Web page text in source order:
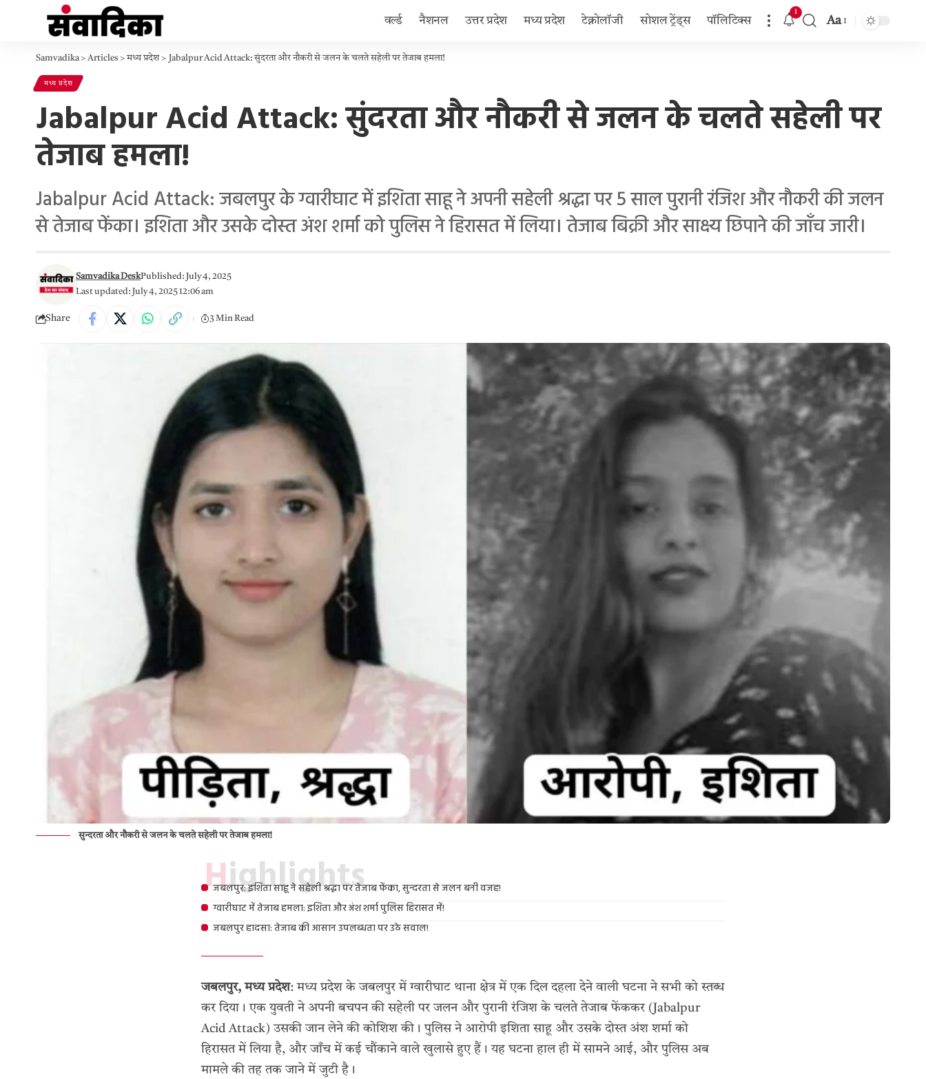
वर्ल्ड नैशनल उत्तर प्रदेश मध्य प्रदेश टेक्नोलॉजी सोशल ट्रेंड्स पॉलिटिक्स
1
Aa
Samvadika>Articles >मध्य प्रदेश> Jabalpur Acid Attack: सुंदरता और नौकरी से जलन के चलते सहेली पर तेजाब हमला!
मध्य प्रदेश
Jabalpur Acid Attack: सुंदरता और नौकरी से जलन के चलते सहेली पर
तेजाब हमला!
Jabalpur Acid Attack: जबलपुर के ग्वारीघाट में इशिता साहू ने अपनी सहेली श्रद्धा पर 5 साल पुरानी रंजिश और नौकरी की जलन
से तेजाब फेंका। इशिता और उसके दोस्त अंश शर्मा को पुलिस ने हिरासत में लिया। तेजाब बिक्री और साक्ष्य छिपाने की जाँच जारी।
Last updated: July 4, 2025 12:06 am
Samvadika DeskPublished: July 4, 2025
Share 3 Min Read
सुन्दरता और नौकरी से जलन के चलते सहेली पर तेजाब हमला!
Highlights
जबलपुर: इशिता साहू ने सहेली श्रद्धा पर तेजाब फेंका, सुन्दरता से जलन बनी वजह!
ग्वारीघाट में तेजाब हमला: इशिता और अंश शर्मा पुलिस हिरासत में!
जबलपुर हादसा: तेजाब की आसान उपलब्धता पर उठे सवाल!
जबलपुर, मध्य प्रदेश: मध्य प्रदेश के जबलपुर में ग्वारीघाट थाना क्षेत्र में एक दिल दहला देने वाली घटना ने सभी को स्तब्ध
कर दिया। एक युवती ने अपनी बचपन की सहेली पर जलन और पुरानी रंजिश के चलते तेजाब फेंककर (Jabalpur
Acid Attack) उसकी जान लेने की कोशिश की। पुलिस ने आरोपी इशिता साहू और उसके दोस्त अंश शर्मा को
हिरासत में लिया है, और जाँच में कई चौंकाने वाले खुलासे हुए हैं। यह घटना हाल ही में सामने आई, और पुलिस अब
मामले की तह तक जाने में जुटी है।